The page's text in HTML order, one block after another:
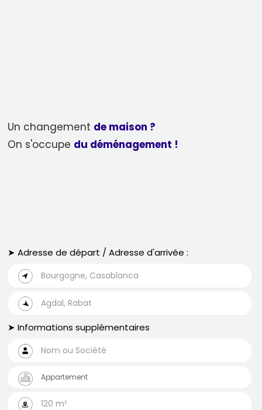
Un changement de maison ?
On s'occupe du déménagement !
➤ Adresse de départ / Adresse d'arrivée :
➤ Informations supplémentaires